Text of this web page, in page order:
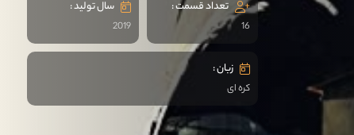
تعداد قسمت :
16
سال تولید :
2019
زبان :
کره ای